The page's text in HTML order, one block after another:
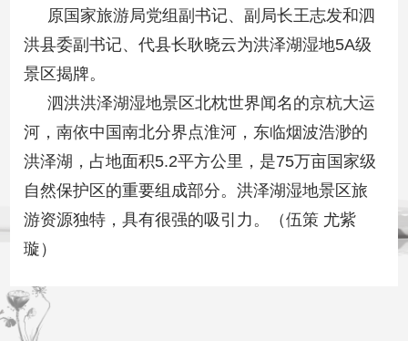
原国家旅游局党组副书记、副局长王志发和泗
洪县委副书记、代县长耿晓云为洪泽湖湿地5A级
景区揭牌。
泗洪洪泽湖湿地景区北枕世界闻名的京杭大运
河，南依中国南北分界点淮河，东临烟波浩渺的
洪泽湖，占地面积5.2平方公里，是75万亩国家级
自然保护区的重要组成部分。洪泽湖湿地景区旅
游资源独特，具有很强的吸引力。（伍策 尤紫
璇）